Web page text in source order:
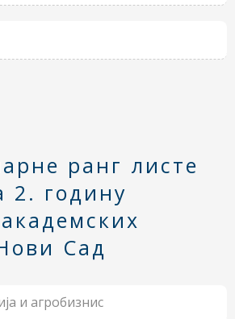
ранг листе
2. годину
Сад
и агробизнис